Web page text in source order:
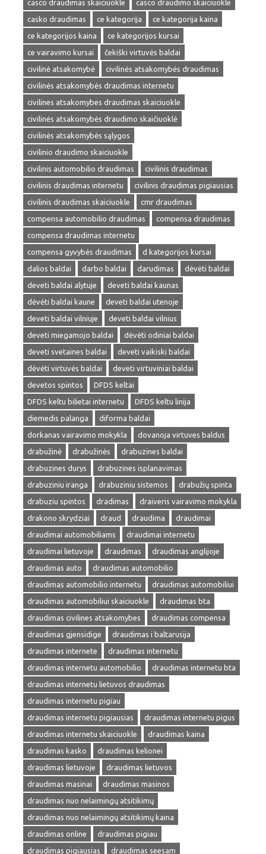
casco draudimas skaiciuokle
casco draudimo skaiciuokle
casko draudimas
ce kategorija
ce kategorija kaina
ce kategorijos kaina
ce kategorijos kursai
ce vairavimo kursai
čekiški virtuvės baldai
civilinė atsakomybė
civilinės atsakomybės draudimas
civilinės atsakomybės draudimas internetu
civilines atsakomybes draudimas skaiciuokle
civilinės atsakomybės draudimo skaičiuoklė
civilinės atsakomybės sąlygos
civilinio draudimo skaiciuokle
civilinis automobilio draudimas
civilinis draudimas
civilinis draudimas internetu
civilinis draudimas pigiausias
civilinis draudimas skaiciuokle
cmr draudimas
compensa automobilio draudimas
compensa draudimas
compensa draudimas internetu
compensa gyvybės draudimas
d kategorijos kursai
dalios baldai
darbo baldai darudimas
dėvėti baldai
deveti baldai alytuje
deveti baldai kaunas
dėvėti baldai kaune
deveti baldai utenoje
deveti baldai vilniuje
deveti baldai vilnius
deveti miegamojo baldai
dėvėti odiniai baldai
deveti svetaines baldai
deveti vaikiski baldai
dėvėti virtuvės baldai
deveti virtuviniai baldai
devetos spintos
DFDS keltai
DFDS keltu bilietai internetu
DFDS keltu linija
diemedis palanga
diforma baldai
dorkanas vairavimo mokykla
dovanoja virtuves baldus
drabužinė
drabužinės
drabuzines baldai
drabuzines durys
drabuzines isplanavimas
drabuziniu iranga
drabuziniu sistemos
drabužių spinta
drabuziu spintos
dradimas
draiveris vairavimo mokykla
drakono skrydziai
draud draudima
draudimai
draudimai automobiliams
draudimai internetu
draudimai lietuvoje
draudimas
draudimas anglijoje
draudimas auto
draudimas automobilio
draudimas automobilio internetu
draudimas automobiliui
draudimas automobiliui skaiciuokle
draudimas bta
draudimas civilines atsakomybes
draudimas compensa
draudimas gjensidige
draudimas i baltarusija
draudimas internete
draudimas internetu
draudimas internetu automobilio
draudimas internetu bta
draudimas internetu lietuvos draudimas
draudimas internetu pigiau
draudimas internetu pigiausias
draudimas internetu pigus
draudimas internetu skaiciuokle
draudimas kaina
draudimas kasko
draudimas kelionei
draudimas lietuvoje
draudimas lietuvos
draudimas masinai
draudimas masinos
draudimas nuo nelaimingų atsitikimų
draudimas nuo nelaimingų atsitikimų kaina
draudimas online
draudimas pigiau
draudimas pigiausias
draudimas seesam